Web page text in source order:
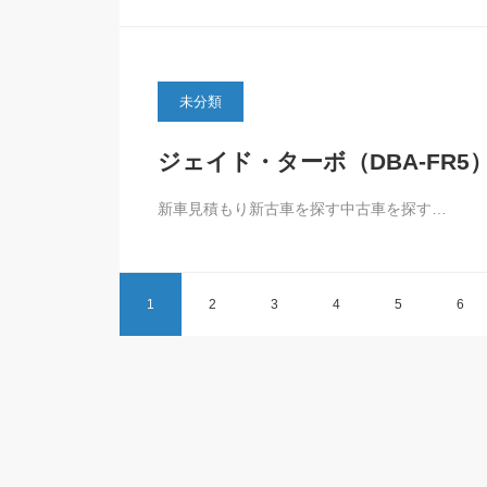
未分類
ジェイド・ターボ（DBA-FR5）
新車見積もり新古車を探す中古車を探す…
1 2 3 4 5 6